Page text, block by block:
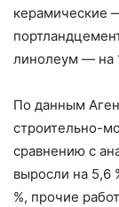
керамические
линолеум — на
По данным
строительно-
сравнению с
выросли на
%, прочие